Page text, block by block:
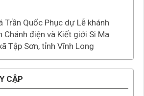
Trần Quốc Phục dự Lễ khánh
Chánh điện và Kiết giới Si Ma
Tập Sơn, tỉnh Vĩnh Long
CẬP